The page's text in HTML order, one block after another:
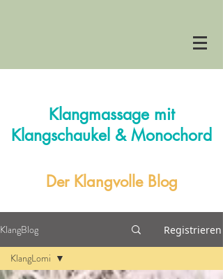
Klangmassage mit
Klangschaukel & Monochord
Der Klangvolle Blog
KlangBlog Registrieren
KlangLomi